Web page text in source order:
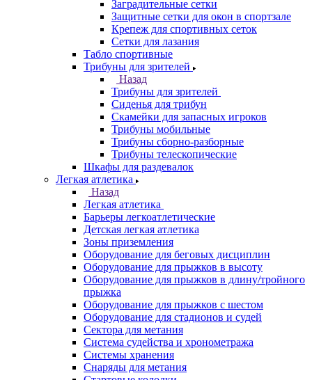
Заградительные сетки
Защитные сетки для окон в спортзале
Крепеж для спортивных сеток
Сетки для лазания
Табло спортивные
Трибуны для зрителей
Назад
Трибуны для зрителей
Сиденья для трибун
Скамейки для запасных игроков
Трибуны мобильные
Трибуны сборно-разборные
Трибуны телескопические
Шкафы для раздевалок
Легкая атлетика
Назад
Легкая атлетика
Барьеры легкоатлетические
Детская легкая атлетика
Зоны приземления
Оборудование для беговых дисциплин
Оборудование для прыжков в высоту
Оборудование для прыжков в длину/тройного
прыжка
Оборудование для прыжков с шестом
Оборудование для стадионов и судей
Сектора для метания
Система судейства и хронометража
Системы хранения
Снаряды для метания